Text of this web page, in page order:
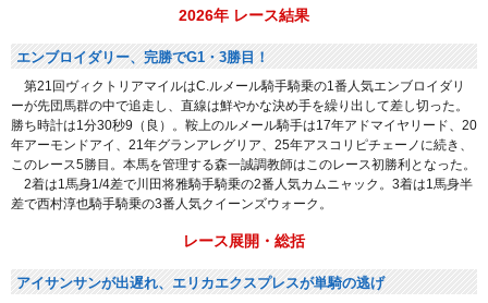
2026年 レース結果
エンブロイダリー、完勝でG1・3勝目！
第21回ヴィクトリアマイルはC.ルメール騎手騎乗の1番人気エンブロイダリ
ーが先団馬群の中で追走し、直線は鮮やかな決め手を繰り出して差し切った。
勝ち時計は1分30秒9（良）。鞍上のルメール騎手は17年アドマイヤリード、20
年アーモンドアイ、21年グランアレグリア、25年アスコリピチェーノに続き、
このレース5勝目。本馬を管理する森一誠調教師はこのレース初勝利となった。
2着は1馬身1/4差で川田将雅騎手騎乗の2番人気カムニャック。3着は1馬身半
差で西村淳也騎手騎乗の3番人気クイーンズウォーク。
レース展開・総括
アイサンサンが出遅れ、エリカエクスプレスが単騎の逃げ